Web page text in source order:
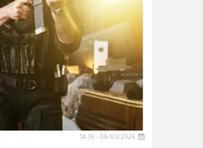
08/03/2026 - 14:36